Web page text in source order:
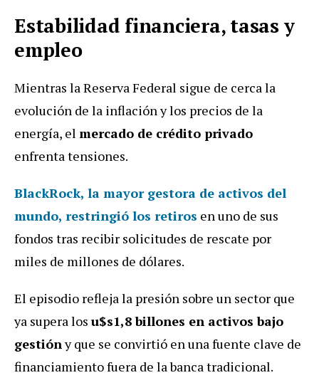
Estabilidad financiera, tasas y
empleo
Mientras la Reserva Federal sigue de cerca la
evolución de la inflación y los precios de la
energía, el mercado de crédito privado
enfrenta tensiones.
BlackRock, la mayor gestora de activos del
mundo, restringió los retiros en uno de sus
fondos tras recibir solicitudes de rescate por
miles de millones de dólares.
El episodio refleja la presión sobre un sector que
ya supera los u$s1,8 billones en activos bajo
gestióny que se convirtió en una fuente clave de
financiamiento fuera de la banca tradicional.